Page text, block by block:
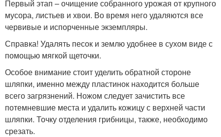
Первый этап – очищение собранного урожая от крупного
мусора, листьев и хвои. Во время него удаляются все
червивые и испорченные экземпляры.
Справка! Удалять песок и землю удобнее в сухом виде с
помощью мягкой щеточки.
Особое внимание стоит уделить обратной стороне
шляпки, именно между пластинок находится больше
всего загрязнений. Ножом следует зачистить все
потемневшие места и удалить кожицу с верхней части
шляпки. Точку отделения грибницы, также, необходимо
срезать.